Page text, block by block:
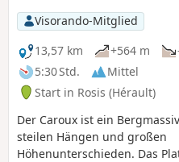
oberen Teil der Gorges de
bevor sie horizontal unterhalb
Plateaus von Caroux am
Kletterfelsen verläuft. Der
Plateau erfolgt in der Nähe der
Orientierungstafel, um dann
südöstlichen Rand des
zurückzukehren.
Visorando-Mitglied
13,57 km
+564 m
5:30 Std.
Mittel
Start in Rosis (Hérault)
Der Caroux ist ein
steilen Hängen und großen
Höhenunterschieden. Das